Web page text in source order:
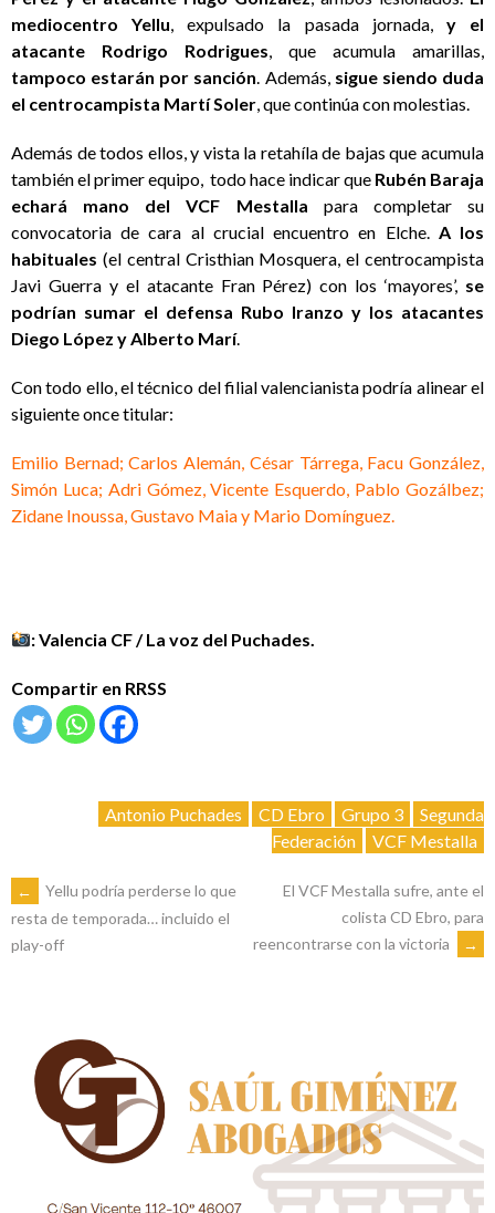
mediocentro Yellu, expulsado la pasada jornada, y el
atacante Rodrigo Rodrigues, que acumula amarillas,
tampoco estarán por sanción. Además, sigue siendo duda
el centrocampista Martí Soler, que continúa con molestias.
Además de todos ellos, y vista la retahíla de bajas que acumula
también el primer equipo, todo hace indicar que Rubén Baraja
echará mano del VCF Mestalla para completar su
convocatoria de cara al crucial encuentro en Elche. A los
habituales (el central Cristhian Mosquera, el centrocampista
Javi Guerra y el atacante Fran Pérez) con los ‘mayores’, se
podrían sumar el defensa Rubo Iranzo y los atacantes
Diego López y Alberto Marí.
Con todo ello, el técnico del filial valencianista podría alinear el
siguiente once titular:
Emilio Bernad; Carlos Alemán, César Tárrega, Facu González,
Simón Luca; Adri Gómez, Vicente Esquerdo, Pablo Gozálbez;
Zidane Inoussa, Gustavo Maia y Mario Domínguez.
: Valencia CF / La voz del Puchades.
Compartir en RRSS
Antonio Puchades CD Ebro Grupo 3
Segunda
Federación
VCF Mestalla
NAVEGACIÓN
DE
ENTRADAS
←
Yellu podría perderse lo que
resta de temporada… incluido el
play-off
El VCF Mestalla sufre, ante el
colista CD Ebro, para
reencontrarse con la victoria
→